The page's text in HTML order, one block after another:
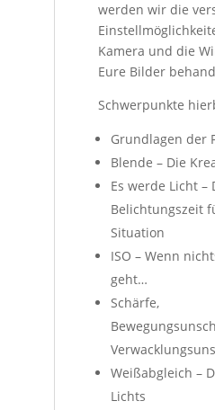
werden wir die
Kamera und die
Eure Bilder
Schwerpunkte
Grundlagen der
Blende – Die
Es werde Licht –
Belichtungszeit
Situation
ISO – Wenn
geht…
Schärfe,
Weißabgleich –
Lichts